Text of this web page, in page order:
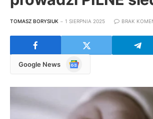
TOMASZ BORYSIUK 1 SIERPNIA 2025 BRAK
Google News
Google